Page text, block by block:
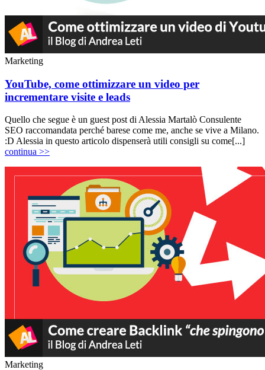
Marketing
YouTube, come ottimizzare un video per
incrementare visite e leads
Quello che segue è un guest post di Alessia Martalò Consulente
SEO raccomandata perché barese come me, anche se vive a Milano.
:D Alessia in questo articolo dispenserà utili consigli su come[...]
continua >>
Marketing